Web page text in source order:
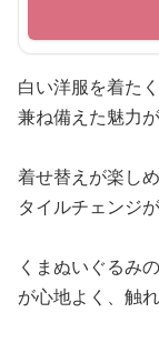
白い洋服を着た
兼ね備えた魅力が
着せ替えが楽し
タイルチェンジ
くまぬいぐるみ
が心地よく、触